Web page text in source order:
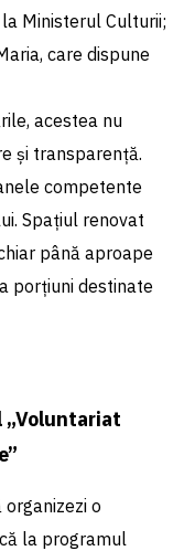
Ministerul Culturii;
care dispune
acestea nu
și transparență.
competente
Spațiul renovat
până aproape
porțiuni destinate
„Voluntariat
organizezi o
la programul